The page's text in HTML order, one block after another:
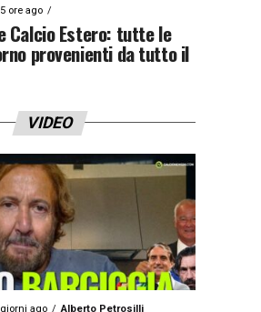
5 ore ago
Calcio Estero: tutte le
provenienti da tutto il
VIDEO
ago Alberto Petrosilli